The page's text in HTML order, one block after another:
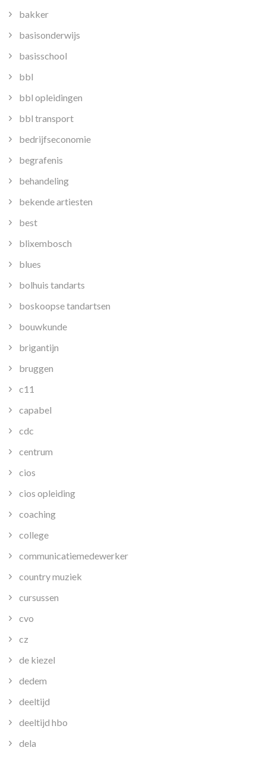
bakker
basisonderwijs
basisschool
bbl
bbl opleidingen
bbl transport
bedrijfseconomie
begrafenis
behandeling
bekende artiesten
best
blixembosch
blues
bolhuis tandarts
boskoopse tandartsen
bouwkunde
brigantijn
bruggen
c11
capabel
cdc
centrum
cios
cios opleiding
coaching
college
communicatiemedewerker
country muziek
cursussen
cvo
cz
de kiezel
dedem
deeltijd
deeltijd hbo
dela